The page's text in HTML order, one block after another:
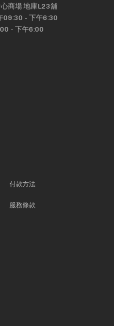
商場 地庫L23舖
09:30 - 下午6:30
- 下午6:00
付款方法
服務條款